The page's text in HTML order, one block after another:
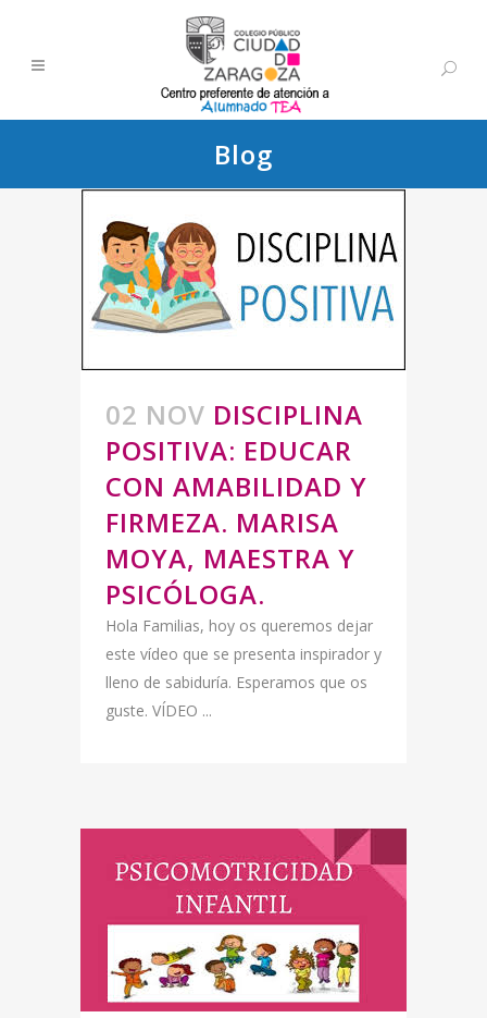
Blog
02 NOV DISCIPLINA
POSITIVA: EDUCAR
CON AMABILIDAD Y
FIRMEZA. MARISA
MOYA, MAESTRA Y
PSICÓLOGA.
Hola Familias, hoy os queremos dejar
este vídeo que se presenta inspirador y
lleno de sabiduría. Esperamos que os
guste. VÍDEO ...